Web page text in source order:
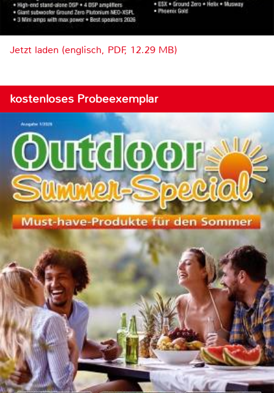
Jetzt laden (englisch, PDF, 12.29 MB)
kostenloses Probeexemplar